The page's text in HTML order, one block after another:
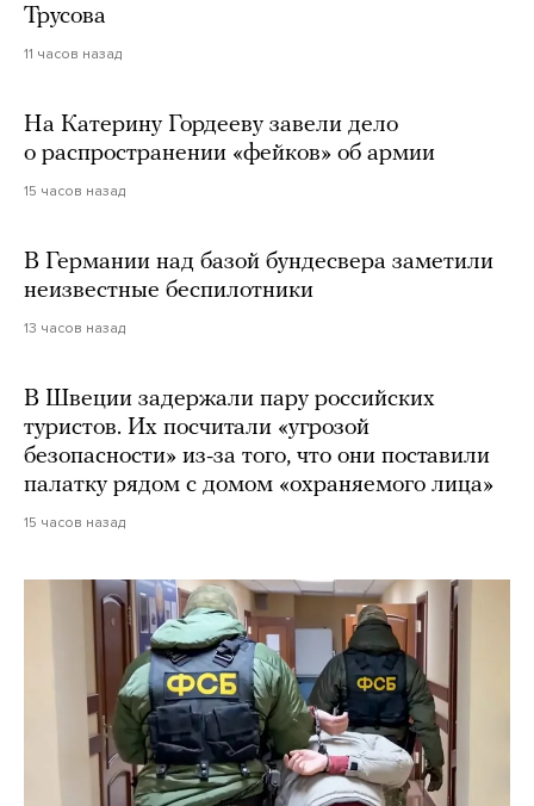
Трусова
11 часов назад
На Катерину Гордееву завели дело
о распространении «фейков» об армии
15 часов назад
В Германии над базой бундесвера заметили
неизвестные беспилотники
13 часов назад
В Швеции задержали пару российских
туристов. Их посчитали «угрозой
безопасности» из-за того, что они поставили
палатку рядом с домом «охраняемого лица»
15 часов назад